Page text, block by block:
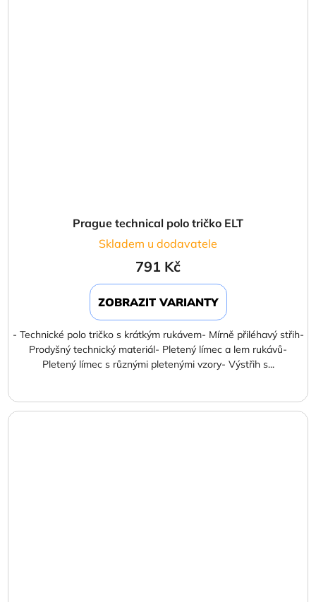
Prague technical polo tričko ELT
Skladem u dodavatele
791 Kč
ZOBRAZIT VARIANTY
- Technické polo tričko s krátkým rukávem- Mírně přiléhavý střih-
Prodyšný technický materiál- Pletený límec a lem rukávů-
Pletený límec s různými pletenými vzory- Výstřih s...